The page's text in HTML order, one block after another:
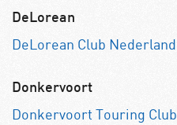
DeLorean
DeLorean Club Nederland
Donkervoort
Donkervoort Touring Club